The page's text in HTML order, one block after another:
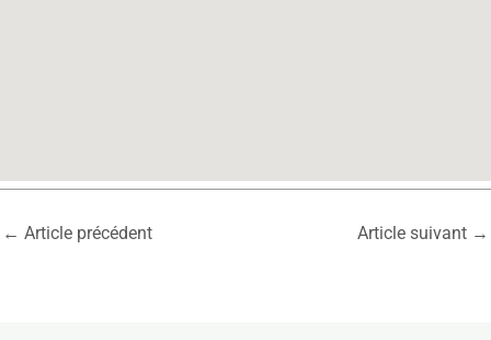
← Article précédent Article suivant →